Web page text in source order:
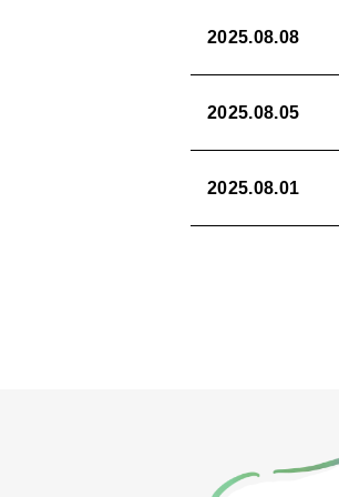
2025.08.08
2025.08.05
2025.08.01
ジ